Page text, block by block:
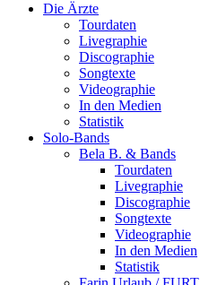
Die Ärzte
Tourdaten
Livegraphie
Discographie
Songtexte
Videographie
In den Medien
Statistik
Solo-Bands
Bela B. & Bands
Tourdaten
Livegraphie
Discographie
Songtexte
Videographie
In den Medien
Statistik